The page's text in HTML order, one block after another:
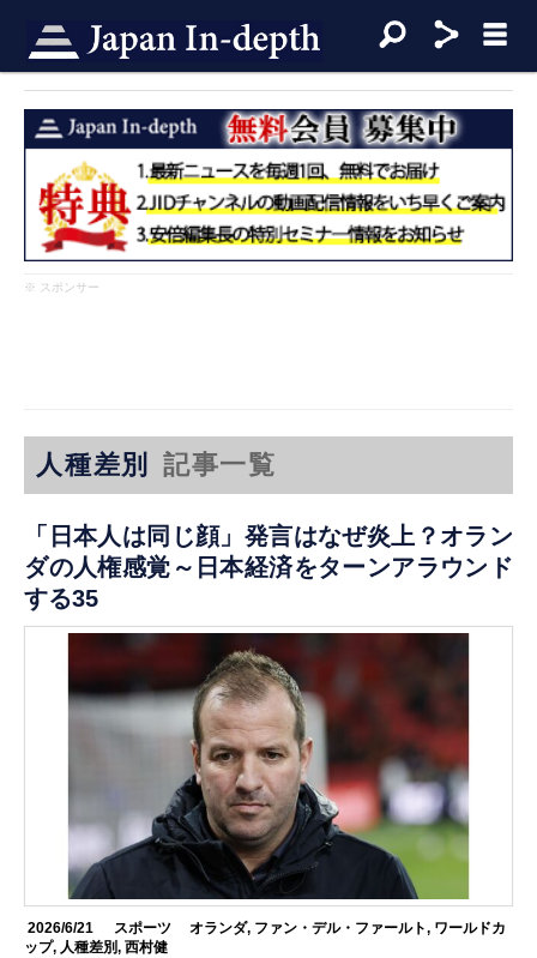
※ スポンサー
人種差別 記事一覧
「日本人は同じ顔」発言はなぜ炎上？オラン
ダの人権感覚～日本経済をターンアラウンド
する35
2026/6/21 スポーツ オランダ, ファン・デル・ファールト, ワールドカ
ップ, 人種差別,西村健